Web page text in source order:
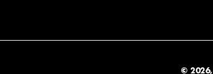
© 2026,